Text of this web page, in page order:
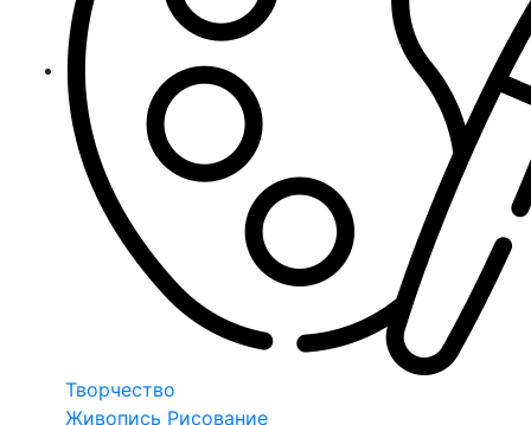
Творчество
Живопись Рисование